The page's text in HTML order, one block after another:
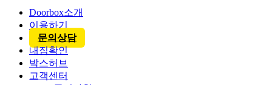
Doorbox소개
이용하기
문의상담
내짐확인
박스허브
고객센터